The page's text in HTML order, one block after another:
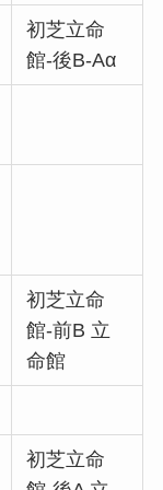
初芝立命
館-後B-Aα
初芝立命
館-前B 立
命館
初芝立命